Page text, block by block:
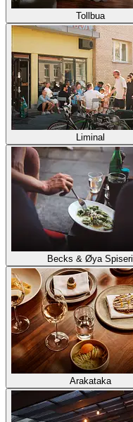
Tollbua
Liminal
Becks & Øya Spiseri
Arakataka